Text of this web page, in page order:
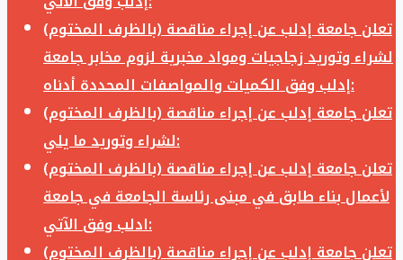
تعلن جامعة إدلب عن إجراء مناقصة (بالظرف المختوم)
لشراء وتوريد زجاجيات ومواد مخبرية لزوم مخابر جامعة
إدلب وفق الكميات والمواصفات المحددة أدناه:
تعلن جامعة إدلب عن إجراء مناقصة (بالظرف المختوم)
لشراء وتوريد ما يلي:
تعلن جامعة إدلب عن إجراء مناقصة (بالظرف المختوم)
لأعمال بناء طابق في مبنى رئاسة الجامعة في جامعة
ادلب وفق الآتي:
تعلن جامعة إدلب عن إجراء مناقصة (بالظرف المختوم)